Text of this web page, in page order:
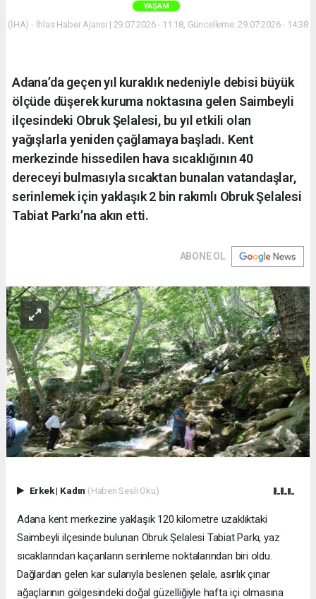
YAŞAM
(İHA) - İhlas Haber Ajansı | 29.07.2026 - 11:18, Güncelleme: 29.07.2026 - 14:38
Adana’da geçen yıl kuraklık nedeniyle debisi büyük
ölçüde düşerek kuruma noktasına gelen Saimbeyli
ilçesindeki Obruk Şelalesi, bu yıl etkili olan
yağışlarla yeniden çağlamaya başladı. Kent
merkezinde hissedilen hava sıcaklığının 40
dereceyi bulmasıyla sıcaktan bunalan vatandaşlar,
serinlemek için yaklaşık 2 bin rakımlı Obruk Şelalesi
Tabiat Parkı’na akın etti.
ABONE OL
Erkek| Kadın (Haberi Sesli Oku)
Adana kent merkezine yaklaşık 120 kilometre uzaklıktaki
Saimbeyli ilçesinde bulunan Obruk Şelalesi Tabiat Parkı, yaz
sıcaklarından kaçanların serinleme noktalarından biri oldu.
Dağlardan gelen kar sularıyla beslenen şelale, asırlık çınar
ağaçlarının gölgesindeki doğal güzelliğiyle hafta içi olmasına